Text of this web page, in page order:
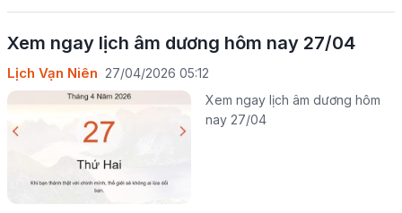
Xem ngay lịch âm dương hôm nay 27/04
Lịch Vạn Niên 27/04/2026 05:12
Xem ngay lịch âm dương hôm
nay 27/04